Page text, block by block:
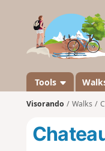
Tools
Visorando Walks